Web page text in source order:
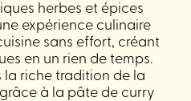
herbes et épices
expérience culinaire
sans effort, créant
en un rien de temps.
la riche tradition de la
à la pâte de curry